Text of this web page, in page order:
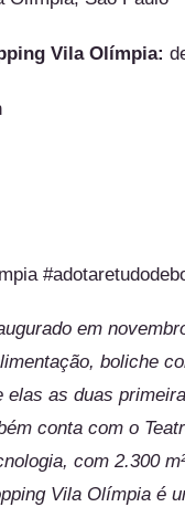
Vila Olímpia:
em
boliche
as duas
conta com o
com 2.300
Vila Olímpia é